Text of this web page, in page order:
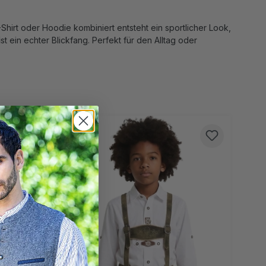
oder Hoodie kombiniert entsteht ein sportlicher Look,
ein echter Blickfang. Perfekt für den Alltag oder